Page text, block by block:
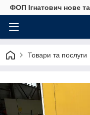
ФОП Ігнатович нове
Товари та послуги